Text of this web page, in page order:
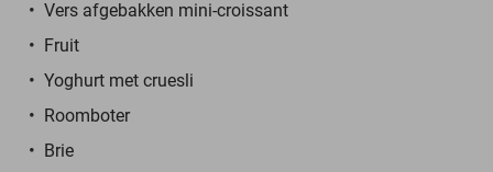
Vers afgebakken mini-croissant
Fruit
Yoghurt met cruesli
Roomboter
Brie